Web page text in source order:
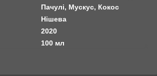
Пачулі, Мускус, Кокос
Нішева
2020
100 мл